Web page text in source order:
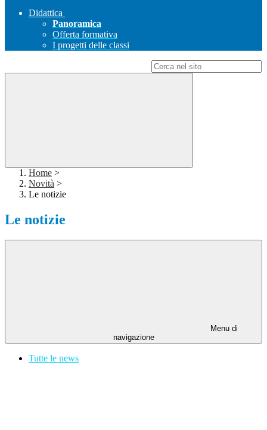
Didattica
Panoramica
Offerta formativa
I progetti delle classi
Home >
Novità >
Le notizie
Le notizie
Menu di
navigazione
Tutte le news